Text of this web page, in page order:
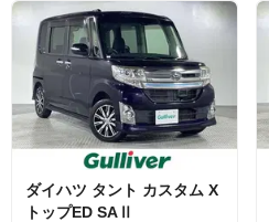
ダイハツ タント カスタム X
トップED SAⅡ